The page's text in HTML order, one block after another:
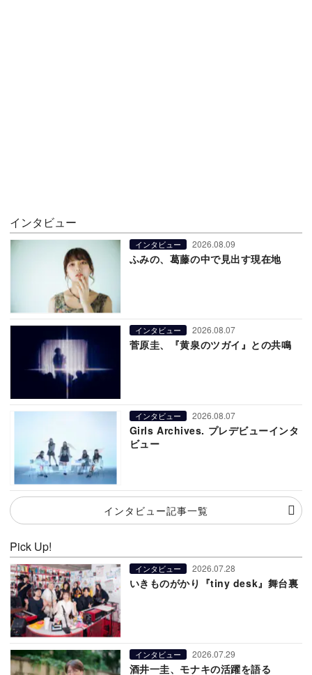
インタビュー
インタビュー 2026.08.09
ふみの、葛藤の中で見出す現在地
インタビュー 2026.08.07
菅原圭、『黄泉のツガイ』との共鳴
インタビュー 2026.08.07
Girls Archives. プレデビューインタ
ビュー
インタビュー記事一覧
Pick Up!
インタビュー 2026.07.28
いきものがかり『tiny desk』舞台裏
インタビュー 2026.07.29
酒井一圭、モナキの活躍を語る